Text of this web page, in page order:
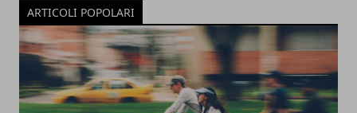
ARTICOLI POPOLARI